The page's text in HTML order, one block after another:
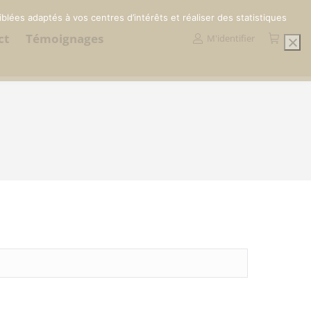
Témoignages M'identifier
adaptés à vos centres d’intérêts et réaliser des statistiques